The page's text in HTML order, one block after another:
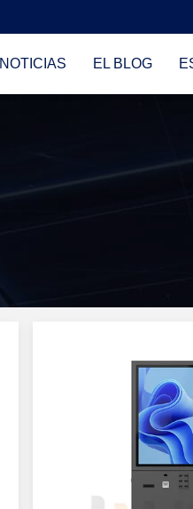
NOTICIAS EL BLOG